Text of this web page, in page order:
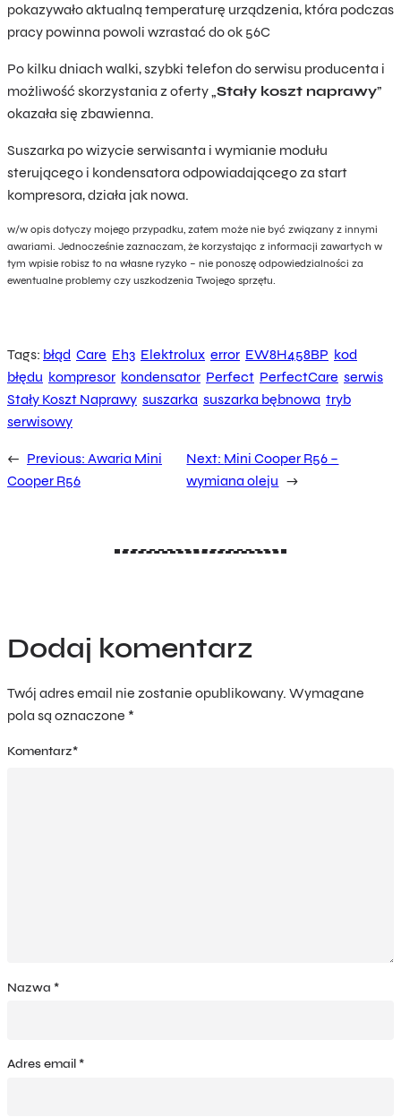
pokazywało aktualną temperaturę urządzenia, która podczas
pracy powinna powoli wzrastać do ok 56C
Po kilku dniach walki, szybki telefon do serwisu producenta i
możliwość skorzystania z oferty „Stały koszt naprawy”
okazała się zbawienna.
Suszarka po wizycie serwisanta i wymianie modułu
sterującego i kondensatora odpowiadającego za start
kompresora, działa jak nowa.
w/w opis dotyczy mojego przypadku, zatem może nie być związany z innymi
awariami. Jednocześnie zaznaczam, że korzystając z informacji zawartych w
tym wpisie robisz to na własne ryzyko – nie ponoszę odpowiedzialności za
ewentualne problemy czy uszkodzenia Twojego sprzętu.
Tags: błąd Care Eh3 Elektrolux error EW8H458BP kod
błędu kompresor kondensator Perfect PerfectCare serwis
Stały Koszt Naprawy suszarka suszarka bębnowa tryb
serwisowy
← Previous: Awaria Mini
Cooper R56
Next: Mini Cooper R56 –
wymiana oleju →
Dodaj komentarz
Twój adres email nie zostanie opublikowany. Wymagane
pola są oznaczone *
Komentarz*
Nazwa *
Adres email *